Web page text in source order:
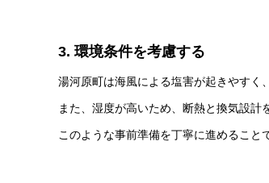
3. 環境条件を考慮する
湯河原町は海風による塩害が起きやすく
また、湿度が高いため、断熱と換気設計
このような事前準備を丁寧に進めること